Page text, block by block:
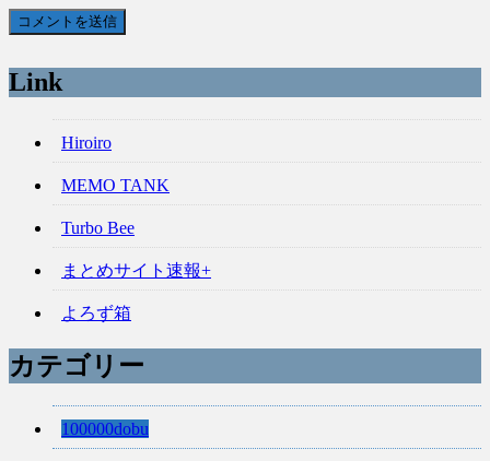
Link
Hiroiro
MEMO TANK
Turbo Bee
まとめサイト速報+
よろず箱
カテゴリー
100000dobu